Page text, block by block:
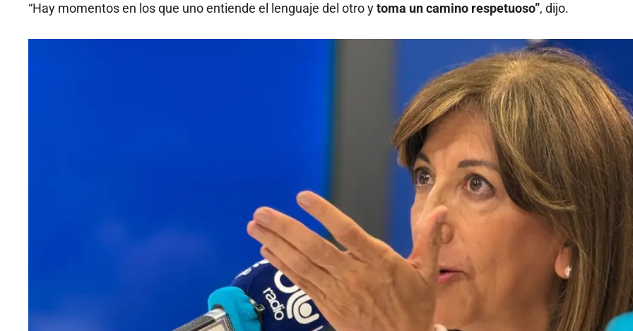
“Hay momentos en los que uno entiende el lenguaje del otro ytoma un camino respetuoso”, dijo.